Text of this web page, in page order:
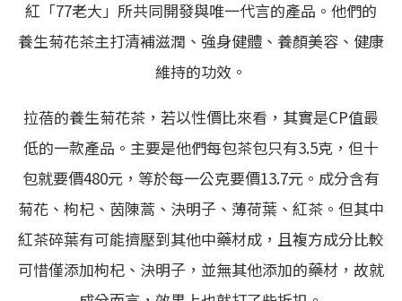
紅「77老大」所共同開發與唯一代言的產品。他們的
養生菊花茶主打清補滋潤、強身健體、養顏美容、健康
維持的功效。
拉蓓的養生菊花茶，若以性價比來看，其實是CP值最
低的一款產品。主要是他們每包茶包只有3.5克，但十
包就要價480元，等於每一公克要價13.7元。成分含有
菊花、枸杞、茵陳蒿、決明子、薄荷葉、紅茶。但其中
紅茶碎葉有可能擠壓到其他中藥材成，且複方成分比較
可惜僅添加枸杞、決明子，並無其他添加的藥材，故就